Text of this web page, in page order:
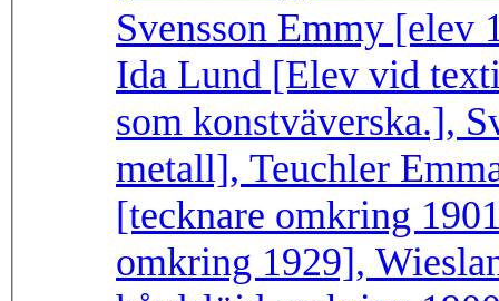
Svensson Emmy [elev
Ida Lund [Elev vid
som konstväverska.],
metall], Teuchler
[tecknare omkring
omkring 1929],